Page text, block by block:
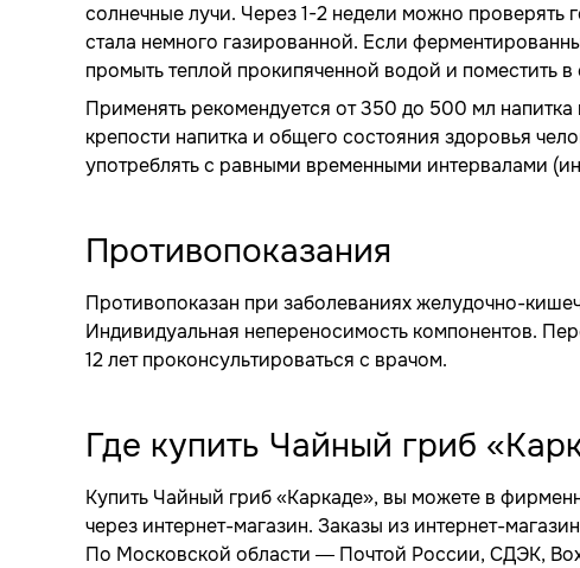
солнечные лучи. Через 1-2 недели можно проверять
стала немного газированной. Если
промыть теплой прокипяченной водой и поместить
Применять рекомендуется от 350 до 500 мл
крепости напитка и общего состояния здоровья
употреблять с равными временными интервалами
Противопоказания
Противопоказан при заболеваниях желудочно-
Индивидуальная непереносимость компонентов.
12 лет проконсультироваться с врачом.
Где купить Чайный гриб
Купить Чайный гриб «Каркаде», вы можете в
через интернет-магазин. Заказы из интернет-
По Московской области — Почтой России, СДЭК,